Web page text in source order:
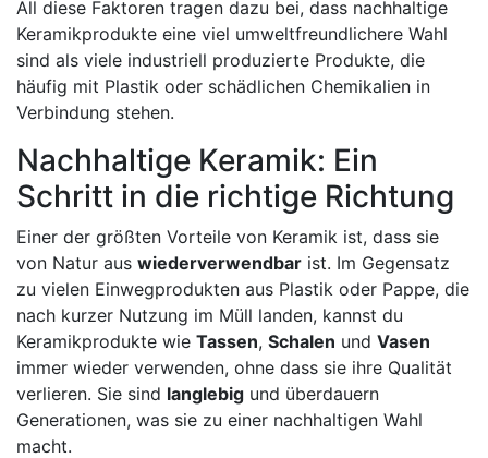
All diese Faktoren tragen dazu bei, dass nachhaltige
Keramikprodukte eine viel umweltfreundlichere Wahl
sind als viele industriell produzierte Produkte, die
häufig mit Plastik oder schädlichen Chemikalien in
Verbindung stehen.
Nachhaltige Keramik: Ein
Schritt in die richtige Richtung
Einer der größten Vorteile von Keramik ist, dass sie
von Natur aus wiederverwendbar ist. Im Gegensatz
zu vielen Einwegprodukten aus Plastik oder Pappe, die
nach kurzer Nutzung im Müll landen, kannst du
Keramikprodukte wie Tassen, Schalen und Vasen
immer wieder verwenden, ohne dass sie ihre Qualität
verlieren. Sie sind langlebig und überdauern
Generationen, was sie zu einer nachhaltigen Wahl
macht.